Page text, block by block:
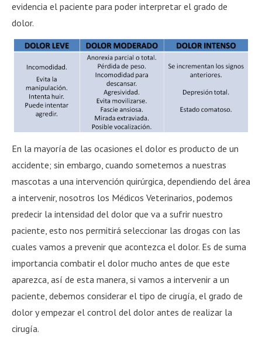
evidencia el paciente para poder interpretar el grado de
dolor.
En la mayoría de las ocasiones el dolor es producto de un
accidente; sin embargo, cuando sometemos a nuestras
mascotas a una intervención quirúrgica, dependiendo del área
a intervenir, nosotros los Médicos Veterinarios, podemos
predecir la intensidad del dolor que va a sufrir nuestro
paciente, esto nos permitirá seleccionar las drogas con las
cuales vamos a prevenir que acontezca el dolor. Es de suma
importancia combatir el dolor mucho antes de que este
aparezca, así de esta manera, si vamos a intervenir a un
paciente, debemos considerar el tipo de cirugía, el grado de
dolor y empezar el control del dolor antes de realizar la
cirugía.